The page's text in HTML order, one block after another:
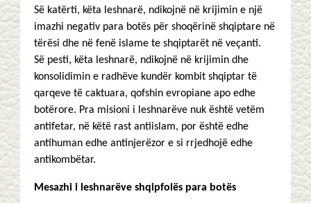
Së katërti, këta leshnarë, ndikojnë në krijimin e një
imazhi negativ para botës për shoqërinë shqiptare në
tërësi dhe në fenë islame te shqiptarët në veçanti.
Së pesti, këta leshnarë, ndikojnë në krijimin dhe
konsolidimin e radhëve kundër kombit shqiptar të
qarqeve të caktuara, qofshin evropiane apo edhe
botërore. Pra misioni i leshnarëve nuk është vetëm
antifetar, në këtë rast antiislam, por është edhe
antihuman edhe antinjerëzor e si rrjedhojë edhe
antikombëtar.
Mesazhi i leshnarëve shqipfolës para botës